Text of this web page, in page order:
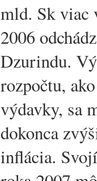
mld. Sk viac
2006
Dzurindu.
rozpočtu,
výdavky, sa
dokonca
inflácia.